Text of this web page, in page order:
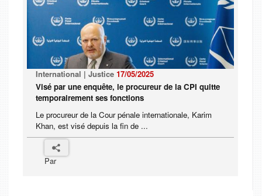
International | Justice 17/05/2025
Visé par une enquête, le procureur de la CPI quitte
temporairement ses fonctions
Le procureur de la Cour pénale internationale, Karim
Khan, est visé depuis la fin de ...
Par